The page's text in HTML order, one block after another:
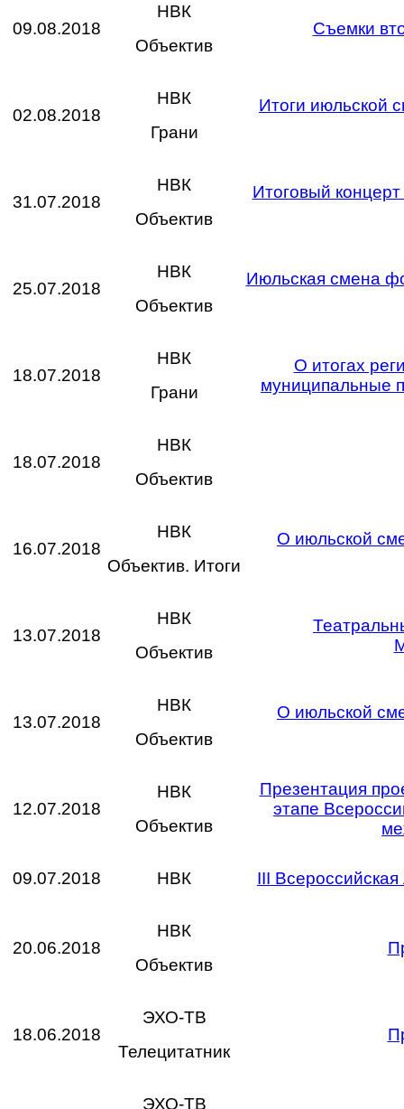
09.08.2018
НВК
Объектив
Съемки
02.08.2018
НВК
Грани
Итоги июльской
31.07.2018
НВК
Объектив
Итоговый
25.07.2018
НВК
Объектив
Июльская смена
18.07.2018
НВК
Грани
О итогах
муниципальные
18.07.2018
НВК
Объектив
16.07.2018
НВК
Объектив. Итоги
О июльской
13.07.2018
НВК
Объектив
13.07.2018
НВК
Объектив
О июльской
12.07.2018
НВК
Объектив
Презентация
этапе
09.07.2018 НВК III
20.06.2018
НВК
Объектив
18.06.2018
ЭХО-ТВ
Телецитатник
ЭХО-ТВ